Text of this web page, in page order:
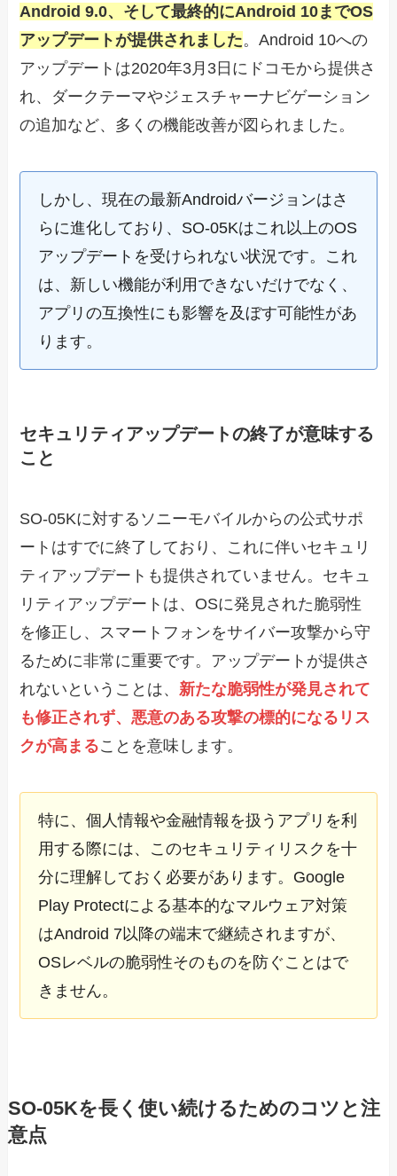
Android 9.0、そして最終的にAndroid 10までOS
アップデートが提供されました。Android 10への
アップデートは2020年3月3日にドコモから提供さ
れ、ダークテーマやジェスチャーナビゲーション
の追加など、多くの機能改善が図られました。
しかし、現在の最新Androidバージョンはさ
らに進化しており、SO-05Kはこれ以上のOS
アップデートを受けられない状況です。これ
は、新しい機能が利用できないだけでなく、
アプリの互換性にも影響を及ぼす可能性があ
ります。
セキュリティアップデートの終了が意味する
こと
SO-05Kに対するソニーモバイルからの公式サポ
ートはすでに終了しており、これに伴いセキュリ
ティアップデートも提供されていません。セキュ
リティアップデートは、OSに発見された脆弱性
を修正し、スマートフォンをサイバー攻撃から守
るために非常に重要です。アップデートが提供さ
れないということは、新たな脆弱性が発見されて
も修正されず、悪意のある攻撃の標的になるリス
クが高まることを意味します。
特に、個人情報や金融情報を扱うアプリを利
用する際には、このセキュリティリスクを十
分に理解しておく必要があります。Google
Play Protectによる基本的なマルウェア対策
はAndroid 7以降の端末で継続されますが、
OSレベルの脆弱性そのものを防ぐことはで
きません。
SO-05Kを長く使い続けるためのコツと注
意点